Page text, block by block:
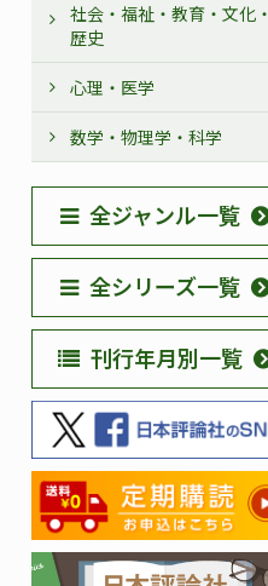
社会・福祉・教育・文化・
歴史
心理・医学
数学・物理学・科学
全ジャンル一覧
全シリーズ一覧
刊行年月別一覧